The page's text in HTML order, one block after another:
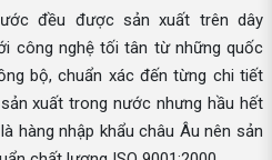
đều được sản xuất trên dây
công nghệ tối tân từ những quốc
bộ, chuẩn xác đến từng chi tiết
xuất trong nước nhưng hầu hết
hàng nhập khẩu châu Âu nên sản